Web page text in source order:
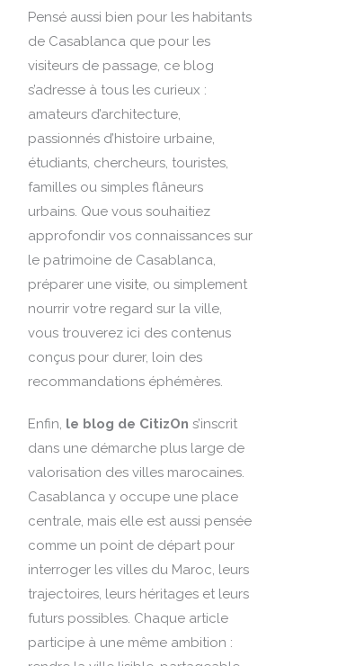
Pensé aussi bien pour les habitants
de Casablanca que pour les
visiteurs de passage, ce blog
s’adresse à tous les curieux :
amateurs d’architecture,
passionnés d’histoire urbaine,
étudiants, chercheurs, touristes,
familles ou simples flâneurs
urbains. Que vous souhaitiez
approfondir vos connaissances sur
le patrimoine de Casablanca,
préparer une visite, ou simplement
nourrir votre regard sur la ville,
vous trouverez ici des contenus
conçus pour durer, loin des
recommandations éphémères.
Enfin, le blog de CitizOn s’inscrit
dans une démarche plus large de
valorisation des villes marocaines.
Casablanca y occupe une place
centrale, mais elle est aussi pensée
comme un point de départ pour
interroger les villes du Maroc, leurs
trajectoires, leurs héritages et leurs
futurs possibles. Chaque article
participe à une même ambition :